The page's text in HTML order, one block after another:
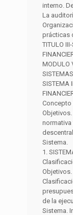
interno.
La
prácticas
TITULO
MODULO
SISTEMA
Concepto
normativa
Sistema.
1.
de la
Sistema.